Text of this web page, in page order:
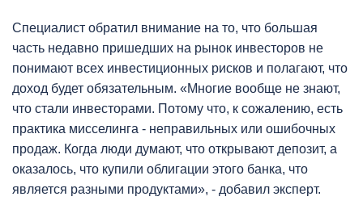
Специалист обратил внимание на то, что большая
часть недавно пришедших на рынок инвесторов не
понимают всех инвестиционных рисков и полагают, что
доход будет обязательным. «Многие вообще не знают,
что стали инвесторами. Потому что, к сожалению, есть
практика мисселинга - неправильных или ошибочных
продаж. Когда люди думают, что открывают депозит, а
оказалось, что купили облигации этого банка, что
является разными продуктами», - добавил эксперт.